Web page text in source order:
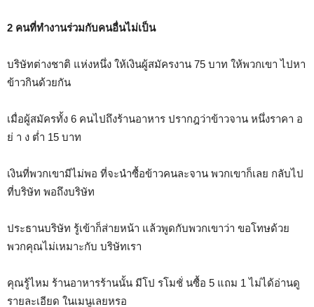
2 คนที่ทำงานร่วมกับคนอื่นไม่เป็น
บริษัทต่างชาติ แห่งหนึ่ง ให้เงินผู้สมัครงาน 75 บาท ให้พวกเขา ไปหา
ข้าวกินด้วยกัน
เมื่อผู้สมัครทั้ง 6 คนไปถึงร้านอาหาร ปรากฎว่าข้าวจาน หนึ่งราคา อ
ย่ า ง ต่ำ 15 บาท
เงินที่พวกเขามีไม่พอ ที่จะนำซื้อข้าวคนละจาน พวกเขาก็เลย กลับไป
ที่บริษัท พอถึงบริษัท
ประธานบริษัท รู้เข้าก็ส่ายหน้า แล้วพูดกับพวกเขาว่า ขอโทษด้วย
พวกคุณไม่เหมาะกับ บริษัทเรา
คุณรู้ไหม ร้านอาหารร้านนั้น มีโป รโมชั่ นซื้อ 5 แถม 1 ไม่ได้อ่านดู
รายละเอียด ในเมนูเลยหรอ